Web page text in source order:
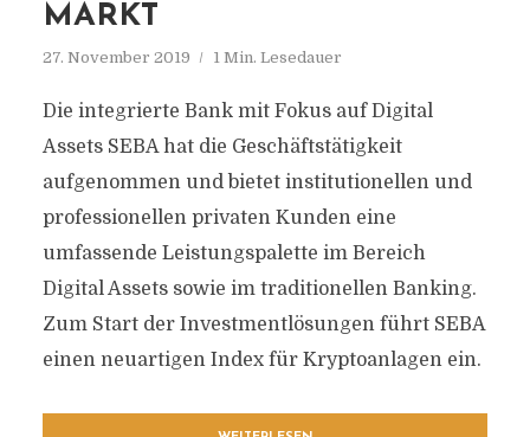
MARKT
27. November 2019 1 Min. Lesedauer
Die integrierte Bank mit Fokus auf Digital
Assets SEBA hat die Geschäftstätigkeit
aufgenommen und bietet institutionellen und
professionellen privaten Kunden eine
umfassende Leistungspalette im Bereich
Digital Assets sowie im traditionellen Banking.
Zum Start der Investmentlösungen führt SEBA
einen neuartigen Index für Kryptoanlagen ein.